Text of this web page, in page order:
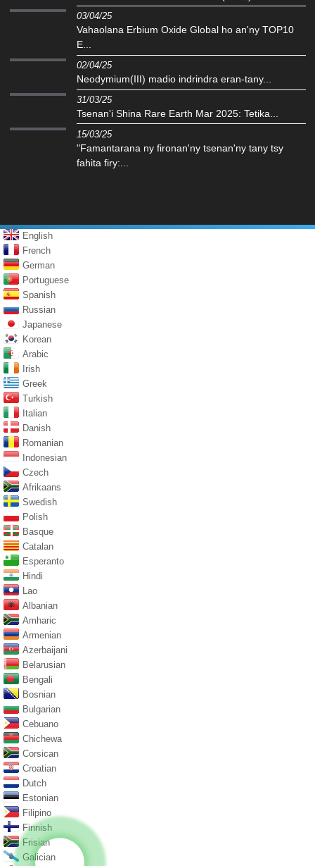
03/04/25
Vahaolana Erbium Oxide Global ho an'ny TOP10
E...
02/04/25
‌Neodymium(III) madio indrindra eran-tany...
31/03/25
Tsenan'i Shina Rare Earth Mar 2025: Tetika...
15/03/25
"Famantarana ny fironan'ny tsenan'ny tany tsy
fahita firy:...
English
French
German
Portuguese
Spanish
Russian
Japanese
Korean
Arabic
Irish
Greek
Turkish
Italian
Danish
Romanian
Indonesian
Czech
Afrikaans
Swedish
Polish
Basque
Catalan
Esperanto
Hindi
Lao
Albanian
Amharic
Armenian
Azerbaijani
Belarusian
Bengali
Bosnian
Bulgarian
Cebuano
Chichewa
Corsican
Croatian
Dutch
Estonian
Filipino
Finnish
Frisian
Galician